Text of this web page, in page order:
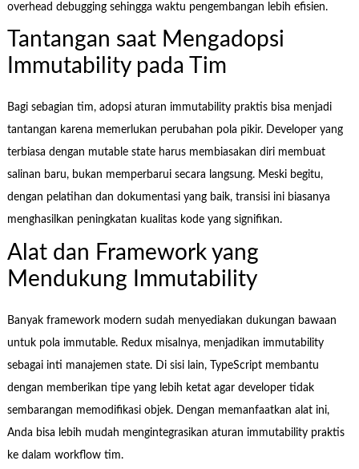
overhead debugging sehingga waktu pengembangan lebih efisien.
Tantangan saat Mengadopsi
Immutability pada Tim
Bagi sebagian tim, adopsi aturan immutability praktis bisa menjadi
tantangan karena memerlukan perubahan pola pikir. Developer yang
terbiasa dengan mutable state harus membiasakan diri membuat
salinan baru, bukan memperbarui secara langsung. Meski begitu,
dengan pelatihan dan dokumentasi yang baik, transisi ini biasanya
menghasilkan peningkatan kualitas kode yang signifikan.
Alat dan Framework yang
Mendukung Immutability
Banyak framework modern sudah menyediakan dukungan bawaan
untuk pola immutable. Redux misalnya, menjadikan immutability
sebagai inti manajemen state. Di sisi lain, TypeScript membantu
dengan memberikan tipe yang lebih ketat agar developer tidak
sembarangan memodifikasi objek. Dengan memanfaatkan alat ini,
Anda bisa lebih mudah mengintegrasikan aturan immutability praktis
ke dalam workflow tim.